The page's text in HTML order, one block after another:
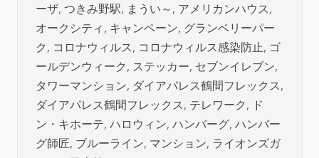
ーザ, つきみ野駅, まうい～, アメリカンハウス,
オークシティ, キャンペーン, グランベリーパー
ク, コロナウィルス, コロナウィルス感染防止, ゴ
ールデンウィーク, ステッカー, セブンイレブン,
タワーマンション, ダイアパレス鶴間フレックス,
ダイアパレス鶴間フレックス, テレワーク, ド
ン・キホーテ, ハロウィン, ハンバーグ, ハンバー
グ師匠, ブルーライン, マンション, ライオンズガ